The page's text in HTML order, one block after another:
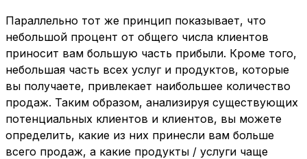
Параллельно тот же принцип показывает, что
небольшой процент от общего числа клиентов
приносит вам большую часть прибыли. Кроме того,
небольшая часть всех услуг и продуктов, которые
вы получаете, привлекает наибольшее количество
продаж. Таким образом, анализируя существующих
потенциальных клиентов и клиентов, вы можете
определить, какие из них принесли вам больше
всего продаж, а какие продукты / услуги чаще